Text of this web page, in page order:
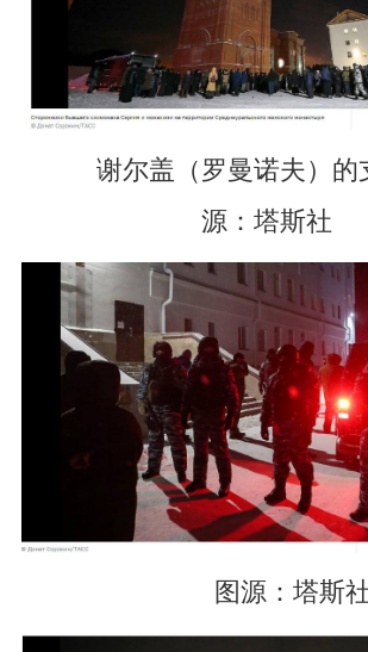
谢尔盖（罗曼诺夫）的
源：塔斯社
图源：塔斯